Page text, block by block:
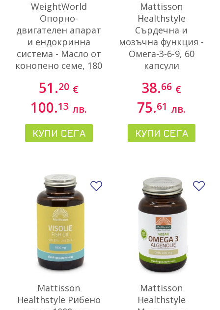
WeightWorld
Опорно-
двигателен апарат
и ендокринна
система - Масло от
конопено семе, 180
51.20 €
100.13 лв.
КУПИ СЕГА
Mattisson
Healthstyle
Сърдечна и
мозъчна функция -
Омега-3-6-9, 60
капсули
38.66 €
75.61 лв.
КУПИ СЕГА
Mattisson
Healthstyle Рибено
Добави в любими
Mattisson
Healthstyle